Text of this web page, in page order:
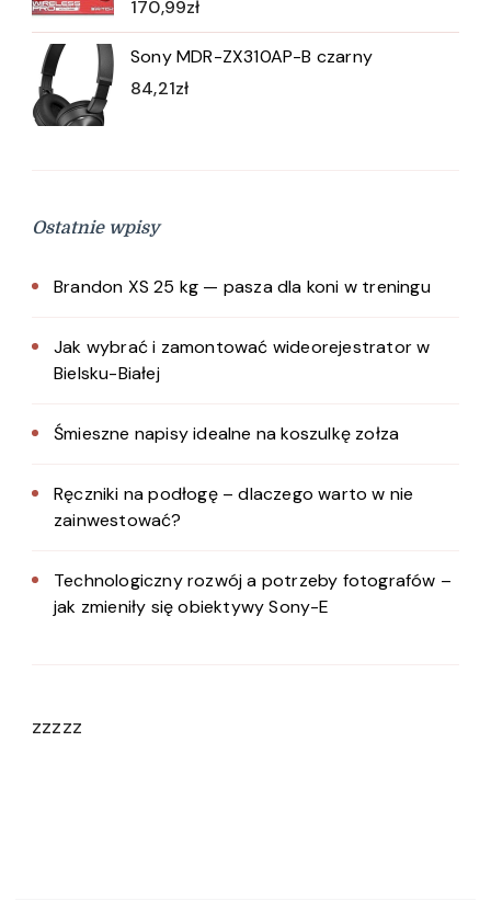
170,99zł
Sony MDR-ZX310AP-B czarny
84,21zł
Ostatnie wpisy
Brandon XS 25 kg — pasza dla koni w treningu
Jak wybrać i zamontować wideorejestrator w
Bielsku-Białej
Śmieszne napisy idealne na koszulkę zołza
Ręczniki na podłogę – dlaczego warto w nie
zainwestować?
Technologiczny rozwój a potrzeby fotografów –
jak zmieniły się obiektywy Sony-E
zzzzz